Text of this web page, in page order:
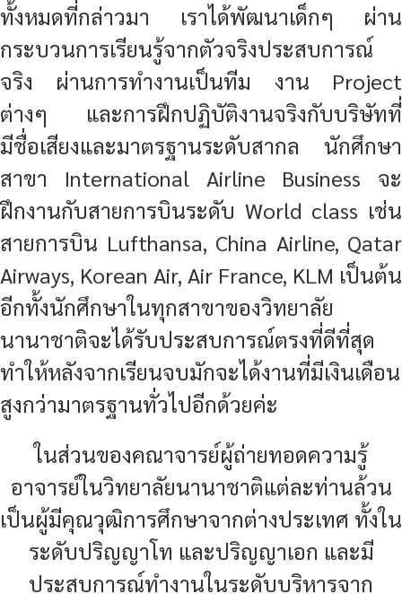
ทั้งหมดที่กล่าวมา เราได้พัฒนาเด็กๆ ผ่าน
กระบวนการเรียนรู้จากตัวจริงประสบการณ์
จริง ผ่านการทำงานเป็นทีม งาน Project
ต่างๆ และการฝึกปฏิบัติงานจริงกับบริษัทที่
มีชื่อเสียงและมาตรฐานระดับสากล นักศึกษา
สาขา International Airline Business จะ
ฝึกงานกับสายการบินระดับ World class เช่น
สายการบิน Lufthansa, China Airline, Qatar
Airways, Korean Air, Air France, KLM เป็นต้น
อีกทั้งนักศึกษาในทุกสาขาของวิทยาลัย
นานาชาติจะได้รับประสบการณ์ตรงที่ดีที่สุด
ทำให้หลังจากเรียนจบมักจะได้งานที่มีเงินเดือน
สูงกว่ามาตรฐานทั่วไปอีกด้วยค่ะ
ในส่วนของคณาจารย์ผู้ถ่ายทอดความรู้
อาจารย์ในวิทยาลัยนานาชาติแต่ละท่านล้วน
เป็นผู้มีคุณวุฒิการศึกษาจากต่างประเทศ ทั้งใน
ระดับปริญญาโท และปริญญาเอก และมี
ประสบการณ์ทำงานในระดับบริหารจาก